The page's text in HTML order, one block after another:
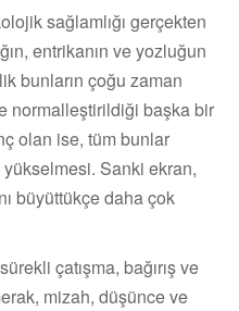
sağlamlığı gerçekten
entrikanın ve yozluğun
bunların çoğu zaman
normalleştirildiği başka bir
olan ise, tüm bunlar
yükselmesi. Sanki ekran,
büyüttükçe daha çok
çatışma, bağırış ve
mizah, düşünce ve